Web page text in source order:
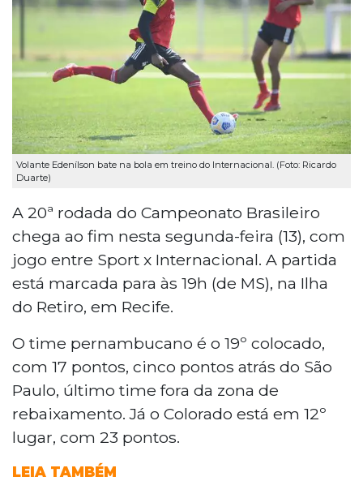
Volante Edenílson bate na bola em treino do Internacional. (Foto: Ricardo
Duarte)
A 20ª rodada do Campeonato Brasileiro
chega ao fim nesta segunda-feira (13), com
jogo entre Sport x Internacional. A partida
está marcada para às 19h (de MS), na Ilha
do Retiro, em Recife.
O time pernambucano é o 19º colocado,
com 17 pontos, cinco pontos atrás do São
Paulo, último time fora da zona de
rebaixamento. Já o Colorado está em 12º
lugar, com 23 pontos.
LEIA TAMBÉM